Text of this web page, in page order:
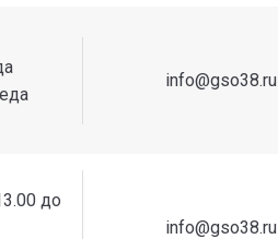
info@gso38.ru
до
info@gso38.ru